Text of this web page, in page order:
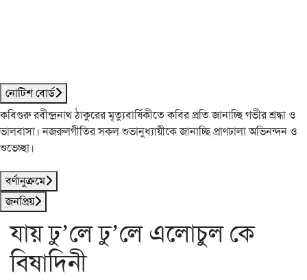
নোটিশ বোর্ড
কবিগুরু রবীন্দ্রনাথ ঠাকুরের মৃত্যুবার্ষিকীতে কবির প্রতি জানাচ্ছি গভীর শ্রদ্ধা ও
ভালবাসা। নজরুলগীতির সকল শুভানুধ্যায়ীকে জানাচ্ছি প্রাণঢালা অভিনন্দন ও
শুভেচ্ছা।
বর্ণানুক্রমে
জনপ্রিয়
যায় ঢু’লে ঢু’লে এলোচুল কে
বিষাদিনী